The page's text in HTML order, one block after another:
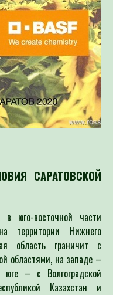
САРАТОВСКОЙ
в юго-восточной части
территории Нижнего
область граничит с
областями, на западе –
– с Волгоградской
Казахстан и